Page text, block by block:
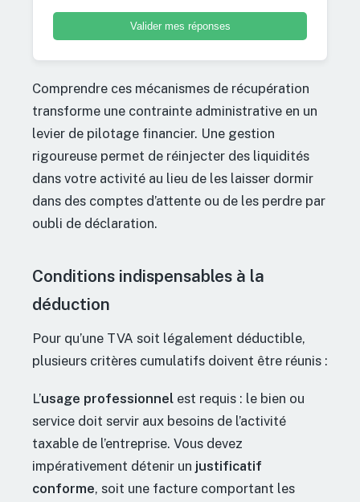
Valider mes réponses
Comprendre ces mécanismes de récupération
transforme une contrainte administrative en un
levier de pilotage financier. Une gestion
rigoureuse permet de réinjecter des liquidités
dans votre activité au lieu de les laisser dormir
dans des comptes d’attente ou de les perdre par
oubli de déclaration.
Conditions indispensables à la
déduction
Pour qu’une TVA soit légalement déductible,
plusieurs critères cumulatifs doivent être réunis :
L’usage professionnel est requis : le bien ou
service doit servir aux besoins de l’activité
taxable de l’entreprise. Vous devez
impérativement détenir un justificatif
conforme, soit une facture comportant les